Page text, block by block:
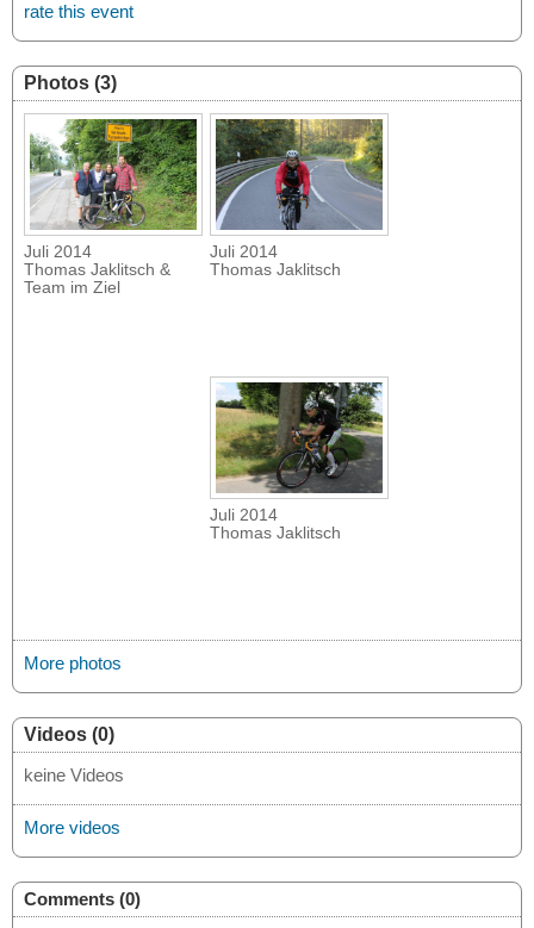
rate this event
Photos (3)
Juli 2014
Thomas Jaklitsch &
Team im Ziel
Juli 2014
Thomas Jaklitsch
Juli 2014
Thomas Jaklitsch
More photos
Videos (0)
keine Videos
More videos
Comments (0)